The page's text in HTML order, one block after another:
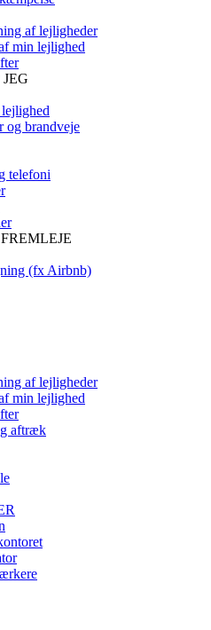
af lejligheder
min lejlighed
og brandveje
telefoni
(fx Airbnb)
af lejligheder
min lejlighed
aftræk